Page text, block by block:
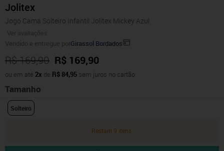
Jolitex
Jogo Cama Solteiro Infantil Jolitex Mickey Azul
Ver avaliações
Vendido e entregue porGirassol Bordados
R$ 169,90 R$ 169,90
ou em até 2x de R$ 84,95 sem juros no cartão
Tamanho
Solteiro
Restam 9 itens